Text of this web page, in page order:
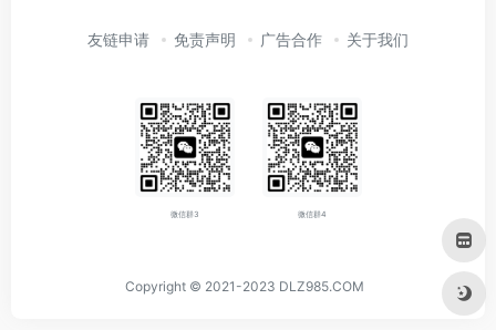
友链申请 免责声明 广告合作 关于我们
微信群3 微信群4
Copyright © 2021-2023 DLZ985.COM